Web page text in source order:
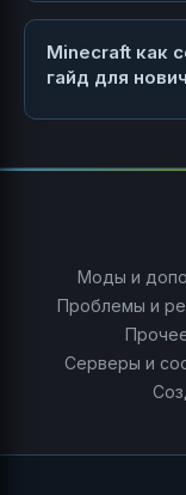
Minecraft как
гайд для
Моды и
Проблемы и
Серверы и